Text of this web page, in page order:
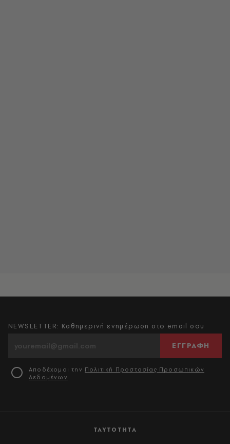
ΤΑΥΤΟΤΗΤΑ
NEWSLETTER: Καθημερινή ενημέρωση στο email σου
ΕΓΓΡΑΦΗ
Αποδέχομαι την Πολιτική Προστασίας Προσωπικών
Δεδομένων